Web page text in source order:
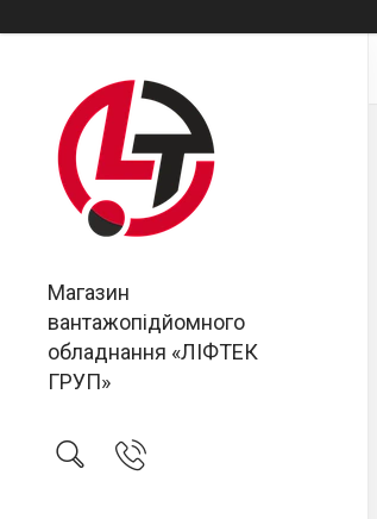
Магазин
вантажопідйомного
обладнання «ЛІФТЕК
ГРУП»